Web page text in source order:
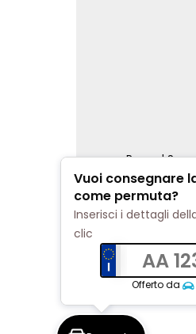
Renord S.p.a.
REA Milano
Cookie Policy
Privacy
Vuoi consegnare
come permuta?
Inserisci i dettagli
clic
AA 123 BB
Offerto da